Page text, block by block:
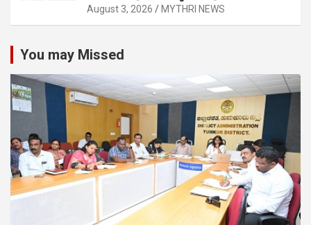
August 3, 2026 MYTHRI NEWS
You may Missed